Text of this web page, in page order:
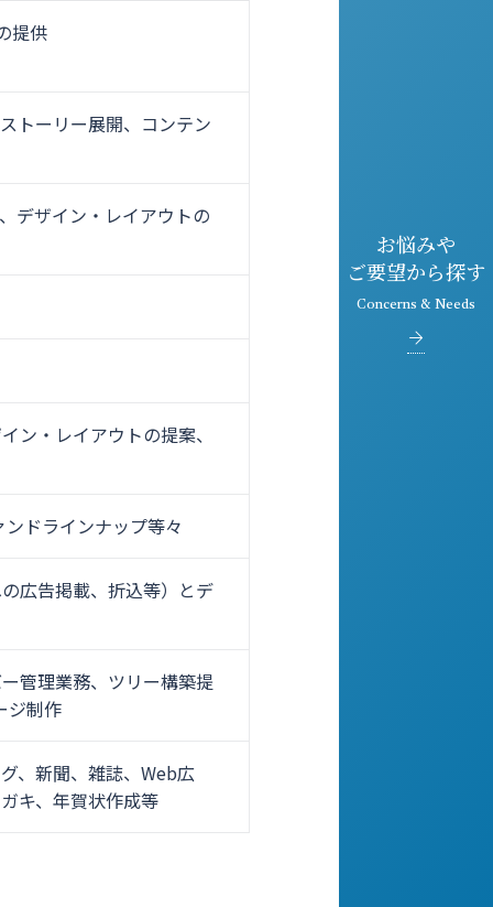
提供
トーリー展開、コンテン
デザイン・レイアウトの
ン・レイアウトの提案、
ドラインナップ等々
広告掲載、折込等）とデ
管理業務、ツリー構築提
ジ制作
、新聞、雑誌、Web広
キ、年賀状作成等
お悩みや
ご要望から探す
Concerns & Needs